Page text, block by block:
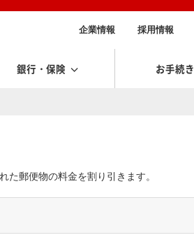
企業情報 採用情報
銀行・保険 お手続き
た郵便物の料金を割り引きます。